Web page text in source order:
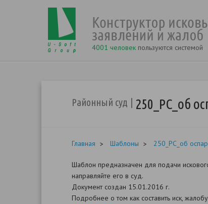
4001 человек пользуются системой
Районный суд 250_РС_об
Главная Шаблоны 250_РС_об
Шаблон предназначен для подачи
направляйте его в суд.
Документ создан 15.01.2016 г.
Подробнее о том как составить иск,